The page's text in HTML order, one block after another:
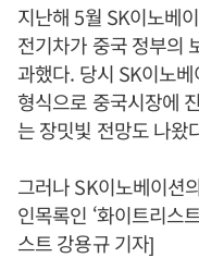
지난해 5월 SK이노베
전기차가 중국 정부의
과했다. 당시 SK이노
형식으로 중국시장에
는 장밋빛 전망도 나왔
그러나 SK이노베이션
인목록인 ‘화이트리스
스트 강용규 기자]